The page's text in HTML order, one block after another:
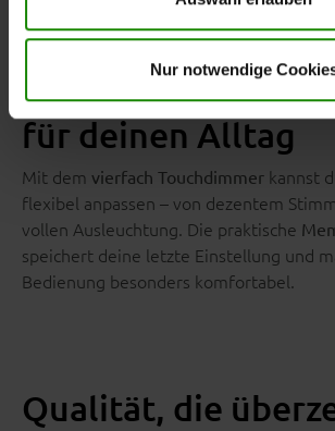
hier.
Nur notwendige
Komfortable
für deinen Alltag
Mit dem vierfach Touchdimmer kannst
flexibel anpassen – von dezentem
vollen Ausleuchtung. Die praktische
speichert deine letzte Einstellung und
Bedienung besonders komfortabel.
Qualität, die